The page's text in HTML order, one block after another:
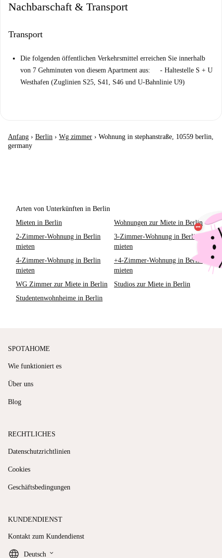
Nachbarschaft & Transport
Transport
Die folgenden öffentlichen Verkehrsmittel erreichen Sie innerhalb
von 7 Gehminuten von diesem Apartment aus: - Haltestelle S + U
Westhafen (Zuglinien S25, S41, S46 und U-Bahnlinie U9)
Anfang › Berlin › Wg zimmer › Wohnung in stephanstraße, 10559 berlin,
germany
Arten von Unterkünften in Berlin
Mieten in Berlin
Wohnungen zur Miete in Berlin
2-Zimmer-Wohnung in Berlin
mieten
3-Zimmer-Wohnung in Berlin
mieten
4-Zimmer-Wohnung in Berlin
mieten
+4-Zimmer-Wohnung in Berlin
mieten
WG Zimmer zur Miete in Berlin
Studios zur Miete in Berlin
Studentenwohnheime in Berlin
SPOTAHOME
Wie funktioniert es
Über uns
Blog
RECHTLICHES
Datenschutzrichtlinien
Cookies
Geschäftsbedingungen
KUNDENDIENST
Kontakt zum Kundendienst
Deutsch keyboard_arrow_down